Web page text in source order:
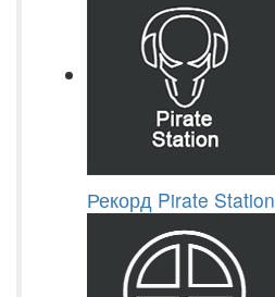
Рекорд Pirate Station